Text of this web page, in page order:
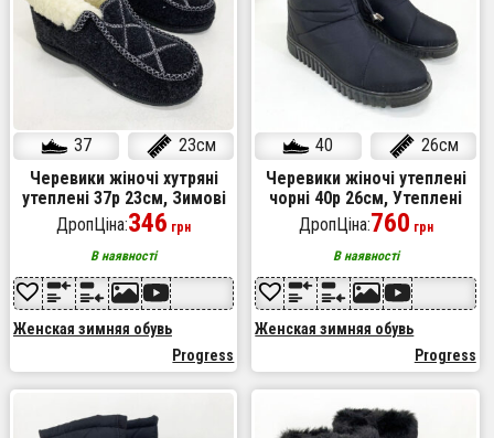
37
23см
Черевики жіночі хутряні
утеплені 37р 23см, Зимові
кімнатні тапочки жіночі,
Тапочки з хутром
ДропЦіна:346 грн
В наявності
Женская зимняя обувь
Progress
40
26см
Черевики жіночі утеплені
чорні 40р 26см, Утеплені
валянки жіночі, Теплі бурки
ДропЦіна:760 грн
В наявності
Женская зимняя обувь
Progress